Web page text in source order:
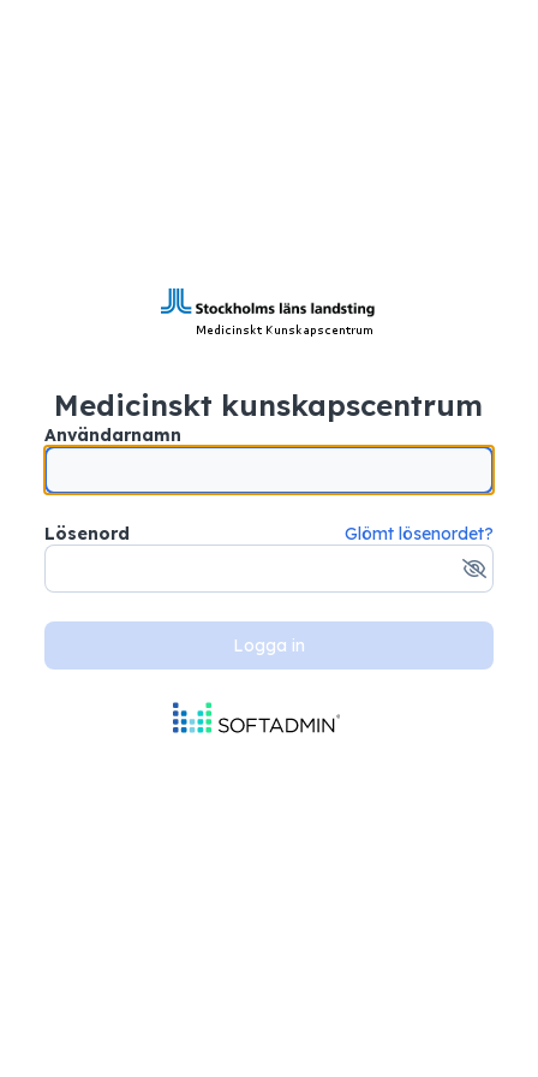
Medicinskt kunskapscentrum
Användarnamn
Lösenord Glömt lösenordet?
Logga in